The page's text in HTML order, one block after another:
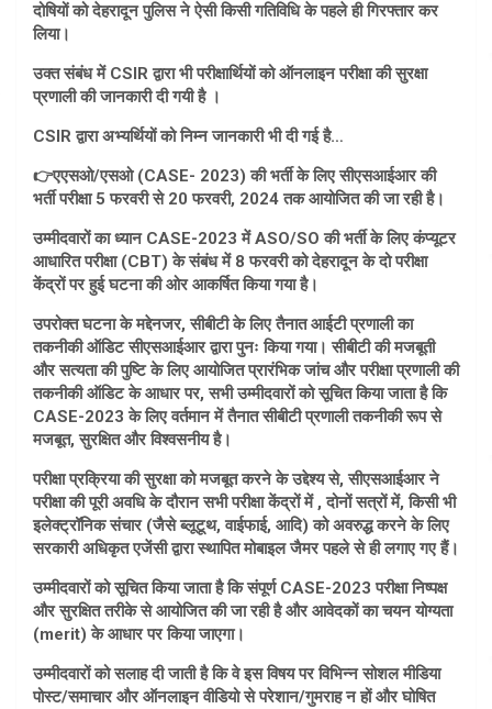
दोषियों को देहरादून पुलिस ने ऐसी किसी गतिविधि के पहले ही गिरफ्तार कर
लिया।
उक्त संबंध में CSIR द्वारा भी परीक्षार्थियों को ऑनलाइन परीक्षा की सुरक्षा
प्रणाली की जानकारी दी गयी है ।
CSIR द्वारा अभ्यर्थियों को निम्न जानकारी भी दी गई है…
👉एएसओ/एसओ (CASE- 2023) की भर्ती के लिए सीएसआईआर की
भर्ती परीक्षा 5 फरवरी से 20 फरवरी, 2024 तक आयोजित की जा रही है।
उम्मीदवारों का ध्यान CASE-2023 में ASO/SO की भर्ती के लिए कंप्यूटर
आधारित परीक्षा (CBT) के संबंध में 8 फरवरी को देहरादून के दो परीक्षा
केंद्रों पर हुई घटना की ओर आकर्षित किया गया है।
उपरोक्त घटना के मद्देनजर, सीबीटी के लिए तैनात आईटी प्रणाली का
तकनीकी ऑडिट सीएसआईआर द्वारा पुनः किया गया। सीबीटी की मजबूती
और सत्यता की पुष्टि के लिए आयोजित प्रारंभिक जांच और परीक्षा प्रणाली की
तकनीकी ऑडिट के आधार पर, सभी उम्मीदवारों को सूचित किया जाता है कि
CASE-2023 के लिए वर्तमान में तैनात सीबीटी प्रणाली तकनीकी रूप से
मजबूत, सुरक्षित और विश्वसनीय है।
परीक्षा प्रक्रिया की सुरक्षा को मजबूत करने के उद्देश्य से, सीएसआईआर ने
परीक्षा की पूरी अवधि के दौरान सभी परीक्षा केंद्रों में , दोनों सत्रों में, किसी भी
इलेक्ट्रॉनिक संचार (जैसे ब्लूटूथ, वाईफाई, आदि) को अवरुद्ध करने के लिए
सरकारी अधिकृत एजेंसी द्वारा स्थापित मोबाइल जैमर पहले से ही लगाए गए हैं।
उम्मीदवारों को सूचित किया जाता है कि संपूर्ण CASE-2023 परीक्षा निष्पक्ष
और सुरक्षित तरीके से आयोजित की जा रही है और आवेदकों का चयन योग्यता
(merit) के आधार पर किया जाएगा।
उम्मीदवारों को सलाह दी जाती है कि वे इस विषय पर विभिन्न सोशल मीडिया
पोस्ट/समाचार और ऑनलाइन वीडियो से परेशान/गुमराह न हों और घोषित